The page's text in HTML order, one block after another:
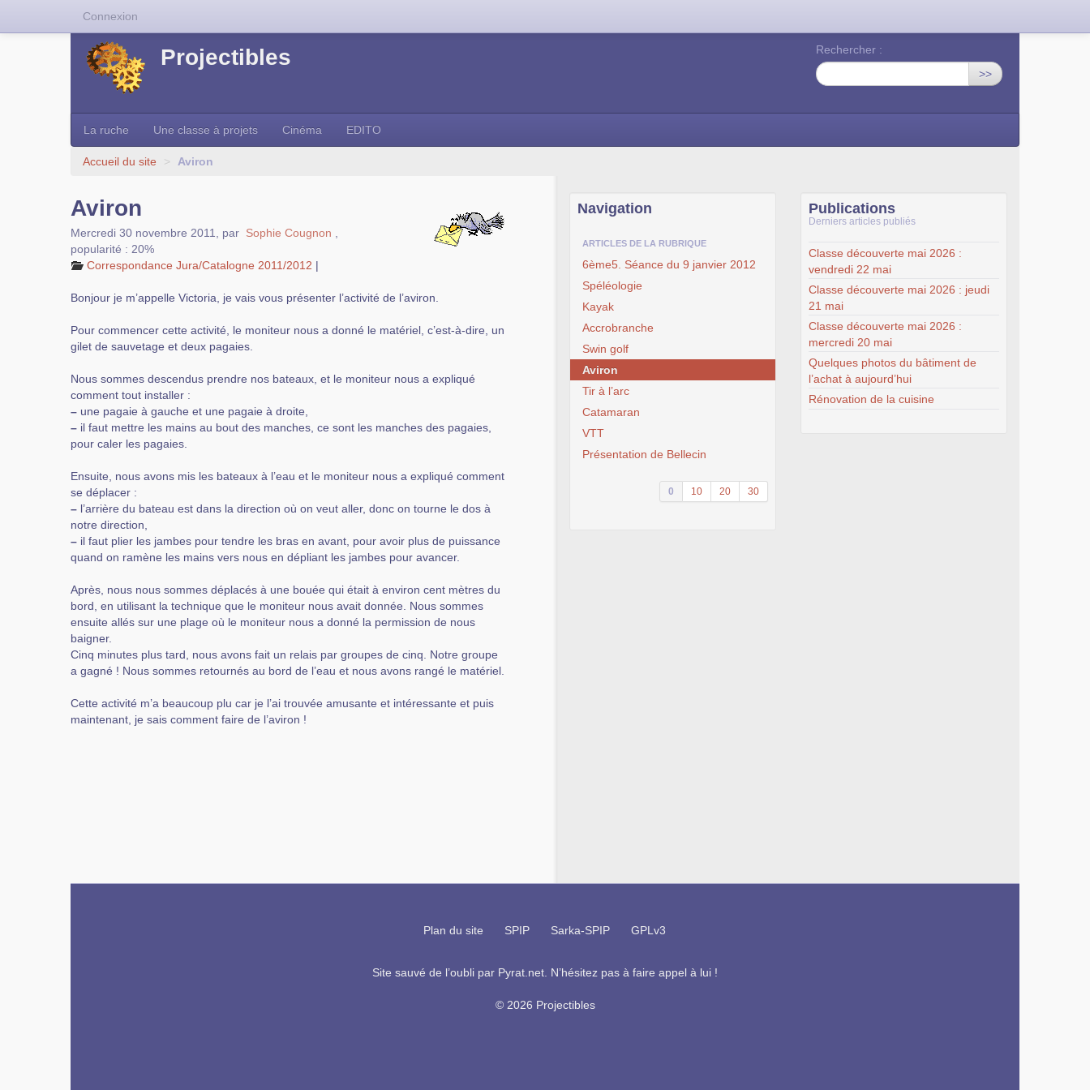
Projectibles
Rechercher :
>>
La ruche Une classe à projets Cinéma EDITO
Accueil du site > Aviron
Aviron
Mercredi 30 novembre 2011 par Sophie Cougnon
popularité : 20%
Correspondance Jura/Catalogne 2011/2012 |
Bonjour je m’appelle Victoria, je vais vous présenter l’activité de l’aviron.
Pour commencer cette activité, le moniteur nous a donné le matériel, c’est-à-dire, un
gilet de sauvetage et deux pagaies.
Nous sommes descendus prendre nos bateaux, et le moniteur nous a expliqué
comment tout installer :
– une pagaie à gauche et une pagaie à droite,
– il faut mettre les mains au bout des manches, ce sont les manches des pagaies,
pour caler les pagaies.
Ensuite, nous avons mis les bateaux à l’eau et le moniteur nous a expliqué comment
se déplacer :
– l’arrière du bateau est dans la direction où on veut aller, donc on tourne le dos à
notre direction,
– il faut plier les jambes pour tendre les bras en avant, pour avoir plus de puissance
quand on ramène les mains vers nous en dépliant les jambes pour avancer.
Après, nous nous sommes déplacés à une bouée qui était à environ cent mètres du
bord, en utilisant la technique que le moniteur nous avait donnée. Nous sommes
ensuite allés sur une plage où le moniteur nous a donné la permission de nous
baigner.
Cinq minutes plus tard, nous avons fait un relais par groupes de cinq. Notre groupe
a gagné ! Nous sommes retournés au bord de l’eau et nous avons rangé le matériel.
Cette activité m’a beaucoup plu car je l’ai trouvée amusante et intéressante et puis
maintenant, je sais comment faire de l’aviron !
Navigation
ARTICLES DE LA RUBRIQUE
6ème5. Séance du 9 janvier 2012
Spéléologie
Kayak
Accrobranche
Swin golf
Aviron
Tir à l’arc
Catamaran
VTT
Présentation de Bellecin
0 10 20 30
Publications
Derniers articles publiés
Classe découverte mai 2026 :
vendredi 22 mai
Classe découverte mai 2026 : jeudi
21 mai
Classe découverte mai 2026 :
mercredi 20 mai
Quelques photos du bâtiment de
l’achat à aujourd’hui
Rénovation de la cuisine
Plan du site SPIP Sarka-SPIP GPLv3
Site sauvé de l’oubli par Pyrat.net . N’hésitez pas à faire appel à lui !
© 2026 Projectibles
Connexion